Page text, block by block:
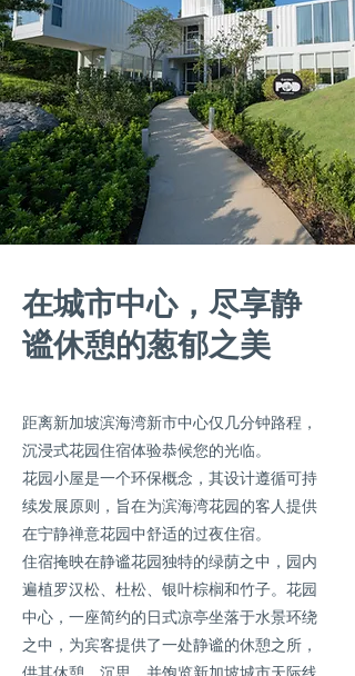
在城市中心，尽享静
谧休憩的葱郁之美
距离新加坡滨海湾新市中心仅几分钟路程，
沉浸式花园住宿体验恭候您的光临。
花园小屋是一个环保概念，其设计遵循可持
续发展原则，旨在为滨海湾花园的客人提供
在宁静禅意花园中舒适的过夜住宿。
住宿掩映在静谧花园独特的绿荫之中，园内
遍植罗汉松、杜松、银叶棕榈和竹子。花园
中心，一座简约的日式凉亭坐落于水景环绕
之中，为宾客提供了一处静谧的休憩之所，